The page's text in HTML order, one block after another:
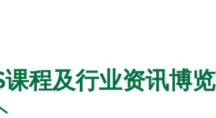
程及行业资讯博览